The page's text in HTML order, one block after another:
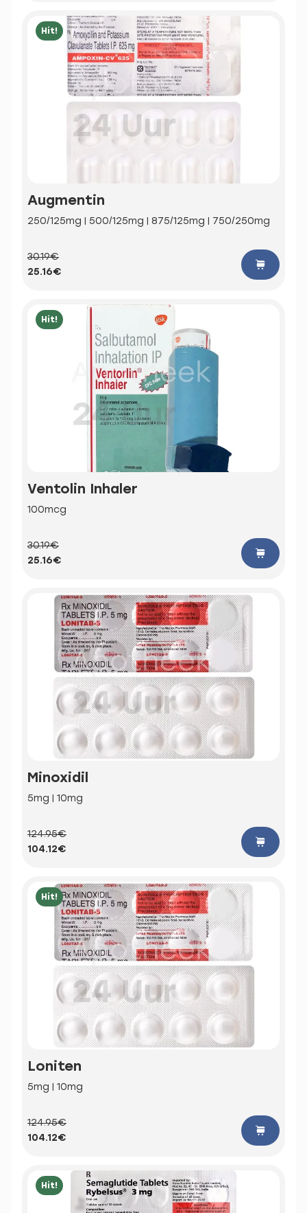
Hit!
Augmentin
250/125mg | 500/125mg | 875/125mg | 750/250mg
30.19€
25.16€
Hit!
Ventolin Inhaler
100mcg
30.19€
25.16€
Minoxidil
5mg | 10mg
124.95€
104.12€
Hit!
Loniten
5mg | 10mg
124.95€
104.12€
Hit!